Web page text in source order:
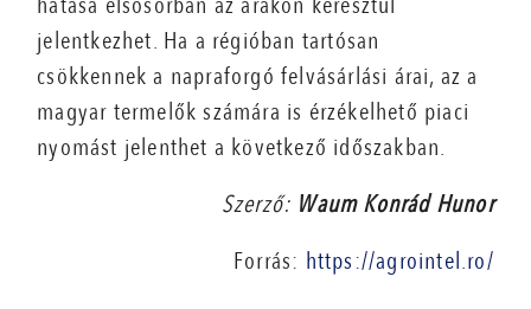
jelentkezhet. Ha a régióban tartósan
csökkennek a napraforgó felvásárlási árai, az a
magyar termelők számára is érzékelhető piaci
nyomást jelenthet a következő időszakban.
Szerző: Waum Konrád Hunor
Forrás: https://agrointel.ro/